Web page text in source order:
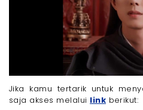
Jika kamu tertarik untuk
saja akses melalui link berikut: